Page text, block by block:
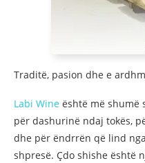
Traditë, pasion dhe e
Labi Wine është më shumë
për dashurinë ndaj tokës,
dhe për ëndrrën që lind
shpresë. Çdo shishe është